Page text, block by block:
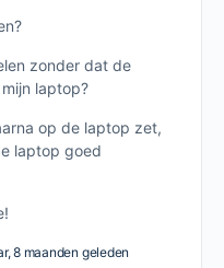
zonder dat de
laptop?
op de laptop zet,
laptop goed
8 maanden geleden